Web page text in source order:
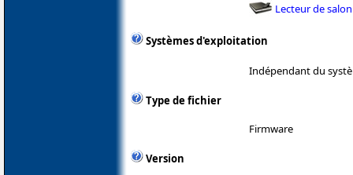
Lecteur de salon
Systèmes d'exploitation
Indépendant du
Type de fichier
Firmware
Version